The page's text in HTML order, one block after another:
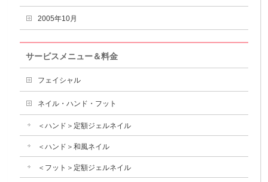
2005年10月
サービスメニュー＆料金
フェイシャル
ネイル・ハンド・フット
＜ハンド＞定額ジェルネイル
＜ハンド＞和風ネイル
＜フット＞定額ジェルネイル